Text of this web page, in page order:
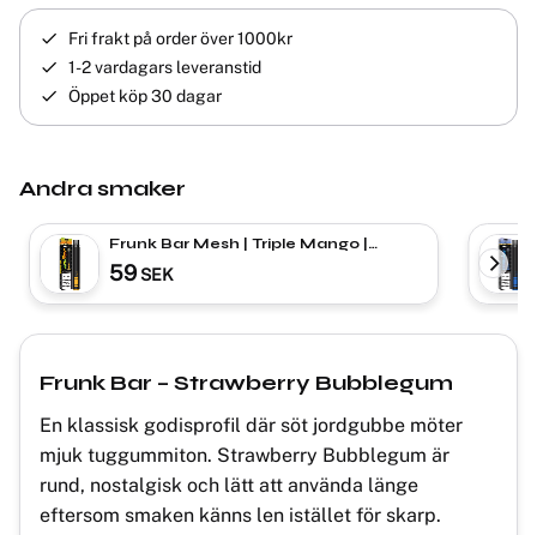
Fri frakt på order över 1000kr
1-2 vardagars leveranstid
Öppet köp 30 dagar
Andra smaker
Frunk Bar Mesh | Triple Mango |
Engångs Vape
59 SEK
Frunk Bar – Strawberry Bubblegum
En klassisk godisprofil där söt jordgubbe möter
mjuk tuggummiton. Strawberry Bubblegum är
rund, nostalgisk och lätt att använda länge
eftersom smaken känns len istället för skarp.